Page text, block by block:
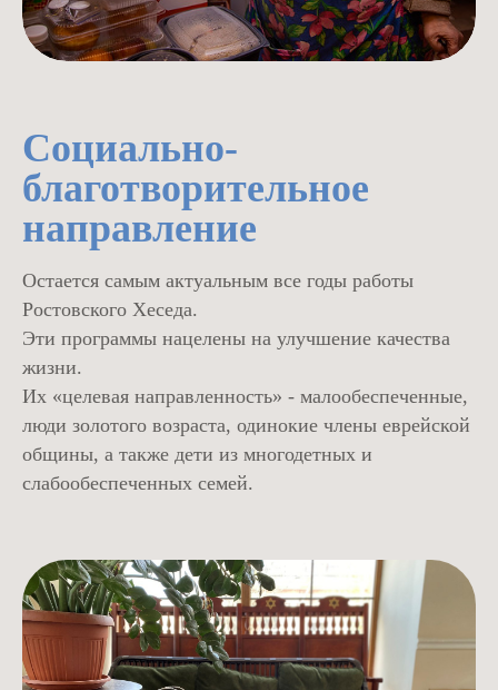
Социально-
благотворительное
направление
Остается самым актуальным все годы работы
Ростовского Хеседа.
Эти программы нацелены на улучшение качества
жизни.
Их «целевая направленность» - малообеспеченные,
люди золотого возраста, одинокие члены еврейской
общины, а также дети из многодетных и
слабообеспеченных семей.